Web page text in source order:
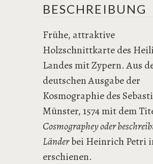
BESCHREIBUNG
Frühe, attraktive
Holzschnittkarte des
Landes mit Zypern. Aus
deutschen Ausgabe der
Kosmographie des
Münster, 1574 mit dem
Cosmographey oder
Länderbei Heinrich Petri
erschienen.